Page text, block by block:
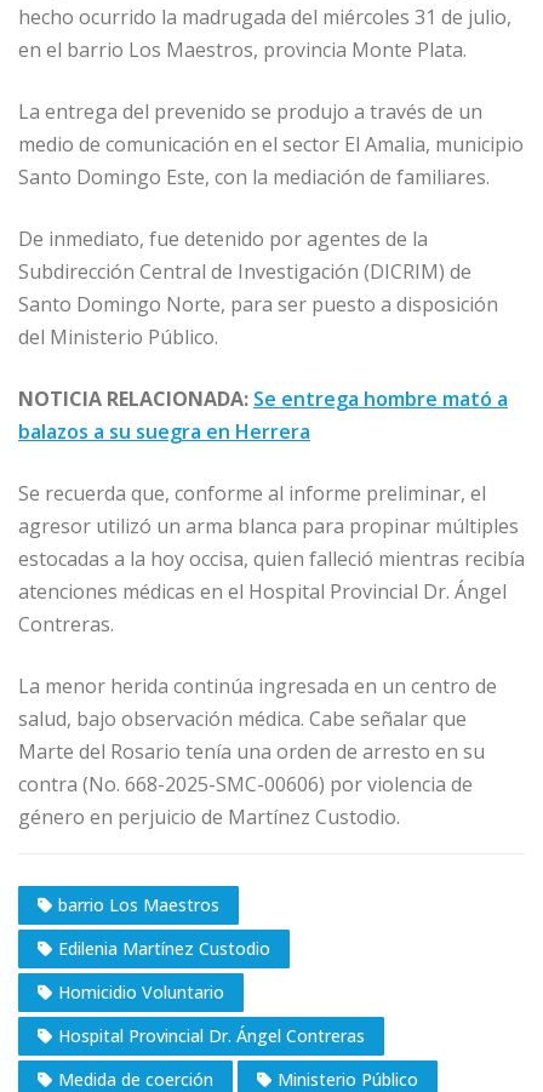
hecho ocurrido la madrugada del miércoles 31 de julio,
en el barrio Los Maestros, provincia Monte Plata.
La entrega del prevenido se produjo a través de un
medio de comunicación en el sector El Amalia, municipio
Santo Domingo Este, con la mediación de familiares.
De inmediato, fue detenido por agentes de la
Subdirección Central de Investigación (DICRIM) de
Santo Domingo Norte, para ser puesto a disposición
del Ministerio Público.
NOTICIA RELACIONADA: Se entrega hombre mató a
balazos a su suegra en Herrera
Se recuerda que, conforme al informe preliminar, el
agresor utilizó un arma blanca para propinar múltiples
estocadas a la hoy occisa, quien falleció mientras recibía
atenciones médicas en el Hospital Provincial Dr. Ángel
Contreras.
La menor herida continúa ingresada en un centro de
salud, bajo observación médica. Cabe señalar que
Marte del Rosario tenía una orden de arresto en su
contra (No. 668-2025-SMC-00606) por violencia de
género en perjuicio de Martínez Custodio.
barrio Los Maestros
Edilenia Martínez Custodio
Homicidio Voluntario
Hospital Provincial Dr. Ángel Contreras
Medida de coerción
Ministerio Público